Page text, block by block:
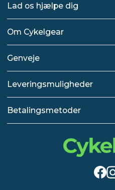
Lad os hjælpe dig
Om Cykelgear
Genveje
Leveringsmuligheder
Betalingsmetoder